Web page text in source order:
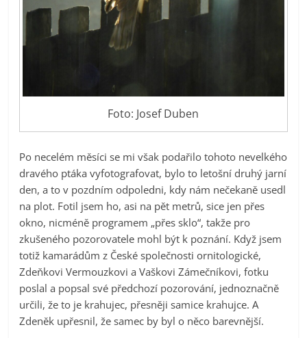
Foto: Josef Duben
Po necelém měsíci se mi však podařilo tohoto nevelkého
dravého ptáka vyfotografovat, bylo to letošní druhý jarní
den, a to v pozdním odpoledni, kdy nám nečekaně usedl
na plot. Fotil jsem ho, asi na pět metrů, sice jen přes
okno, nicméně programem „přes sklo“, takže pro
zkušeného pozorovatele mohl být k poznání. Když jsem
totiž kamarádům z České společnosti ornitologické,
Zdeňkovi Vermouzkovi a Vaškovi Zámečníkovi, fotku
poslal a popsal své předchozí pozorování, jednoznačně
určili, že to je krahujec, přesněji samice krahujce. A
Zdeněk upřesnil, že samec by byl o něco barevnější.